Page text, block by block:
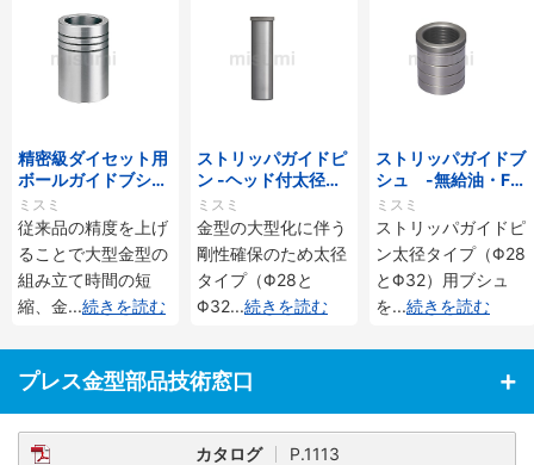
精密級ダイセット用
ボールガイドブシ
ュ-ロックタイト接
着タイプ-
ミスミ
従来品の精度を上げ
ることで大型金型の
組み立て時間の短
縮、金...続きを読む
ストリッパガイドピ
ン -ヘッド付太径タ
イプ-
ミスミ
金型の大型化に伴う
剛性確保のため太径
タイプ（Φ28と
Φ32...続きを読む
ストリッパガイドブ
シュ -無給油・FC
250・ロックタイト
接着・ヘッド付太径
タイプ-
ミスミ
ストリッパガイドピ
ン太径タイプ（Φ28
とΦ32）用ブシュ
を...続きを読む
プレス金型部品技術窓口
カタログ P.1113